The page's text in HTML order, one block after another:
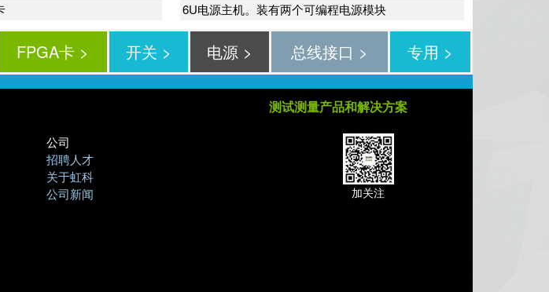
6U电源主机。装有两个可编程电源模块
FPGA卡 > 开关 > 电源 > 总线接口 > 专用 >
测试测量产品和解决方案
公司
招聘人才
关于虹科
公司新闻
加关注